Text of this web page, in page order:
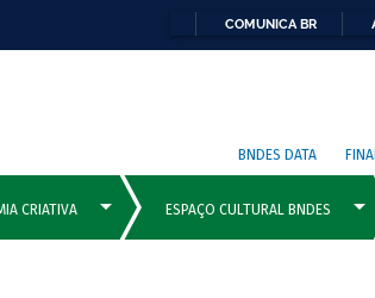
COMUNICA BR
BNDES DATA